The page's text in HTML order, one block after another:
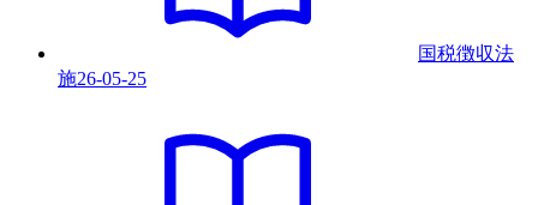
国税徴収法
施26-05-25